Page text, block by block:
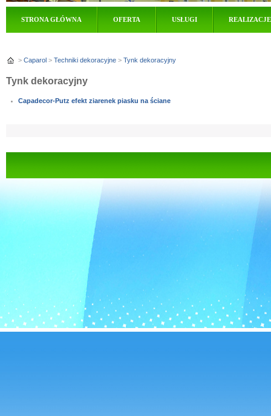
STRONA GŁÓWNA OFERTA USŁUGI REALIZACJE
> Caparol > Techniki dekoracyjne > Tynk dekoracyjny
Tynk dekoracyjny
Capadecor-Putz efekt ziarenek piasku na ściane